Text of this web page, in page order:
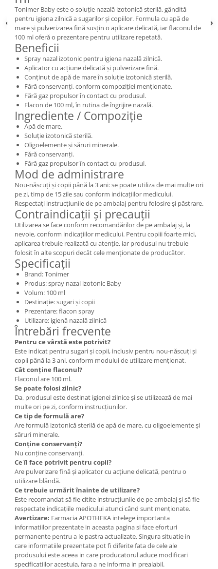
Tonimer Baby este o soluție nazală izotonică sterilă, gândită
pentru igiena zilnică a sugarilor și copiilor. Formula cu apă de
mare și pulverizarea fină susțin o aplicare delicată, iar flaconul de
100 ml oferă o prezentare pentru utilizare repetată.
Beneficii
Spray nazal izotonic pentru igiena nazală zilnică.
Aplicator cu acțiune delicată și pulverizare fină.
Conținut de apă de mare în soluție izotonică sterilă.
Fără conservanți, conform compoziției menționate.
Fără gaz propulsor în contact cu produsul.
Flacon de 100 ml, în rutina de îngrijire nazală.
Ingrediente / Compoziție
Apă de mare.
Soluție izotonică sterilă.
Oligoelemente și săruri minerale.
Fără conservanți.
Fără gaz propulsor în contact cu produsul.
Mod de administrare
Nou-născuți și copii până la 3 ani: se poate utiliza de mai multe ori
pe zi, timp de 15 zile sau conform indicațiilor medicului.
Respectați instrucțiunile de pe ambalaj pentru folosire și păstrare.
Contraindicații și precauții
Utilizarea se face conform recomandărilor de pe ambalaj și, la
nevoie, conform indicațiilor medicului. Pentru copiii foarte mici,
aplicarea trebuie realizată cu atenție, iar produsul nu trebuie
folosit în alte scopuri decât cele menționate de producător.
Specificații
Brand: Tonimer
Produs: spray nazal izotonic Baby
Volum: 100 ml
Destinație: sugari și copii
Prezentare: flacon spray
Utilizare: igienă nazală zilnică
Întrebări frecvente
Pentru ce vârstă este potrivit?
Este indicat pentru sugari și copii, inclusiv pentru nou-născuți și
copii până la 3 ani, conform modului de utilizare menționat.
Cât conține flaconul?
Flaconul are 100 ml.
Se poate folosi zilnic?
Da, produsul este destinat igienei zilnice și se utilizează de mai
multe ori pe zi, conform instrucțiunilor.
Ce tip de formulă are?
Are formulă izotonică sterilă de apă de mare, cu oligoelemente și
săruri minerale.
Conține conservanți?
Nu conține conservanți.
Ce îl face potrivit pentru copii?
Are pulverizare fină și aplicator cu acțiune delicată, pentru o
utilizare blândă.
Ce trebuie urmărit înainte de utilizare?
Este recomandat să fie citite instrucțiunile de pe ambalaj și să fie
respectate indicațiile medicului atunci când sunt menționate.
Avertizare: Farmacia APOTHEKA intelege importanta
informatiilor prezentate in aceasta pagina si face eforturi
permanente pentru a le pastra actualizate. Singura situatie in
care informatiile prezentate pot fi diferite fata de cele ale
produsului este aceea in care producatorul aduce modificari
specificatiilor acestuia, fara a ne informa in prealabil.